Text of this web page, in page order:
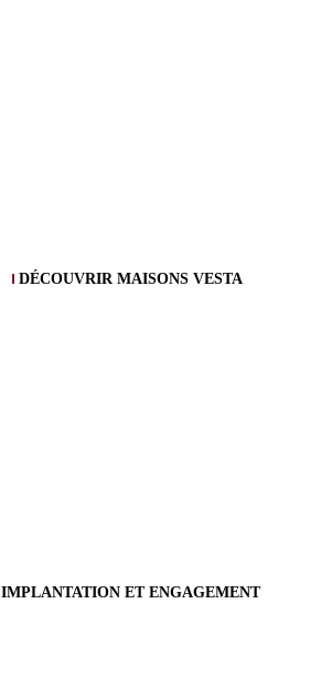
DÉCOUVRIR MAISONS VESTA
IMPLANTATION ET ENGAGEMENT